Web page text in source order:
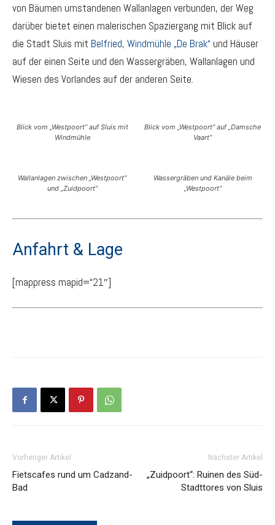
von Bäumen umstandenen Wallanlagen verbunden, der Weg
darüber bietet einen malerischen Spaziergang mit Blick auf
die Stadt Sluis mit Belfried, Windmühle „De Brak“ und Häuser
auf der einen Seite und den Wassergräben, Wallanlagen und
Wiesen des Vorlandes auf der anderen Seite.
Blick vom „Westpoort“ auf Sluis mit
Windmühle
Blick vom „Westpoort“ auf „Damsche
Vaart“
Wallanlagen zwischen „Westpoort“
und „Zuidpoort“
Wassergräben und Kanäle beim
„Westpoort“
Anfahrt & Lage
[mappress mapid=“21″]
Vorheriger Artikel
Fietscafes rund um Cadzand-
Bad
Nächster Artikel
„Zuidpoort“: Ruinen des Süd-
Stadttores von Sluis